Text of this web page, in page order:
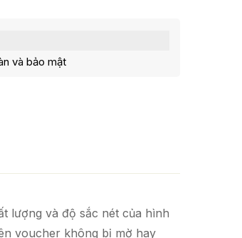
và bảo mật
lượng và độ sắc nét của hình
voucher không bị mờ hay